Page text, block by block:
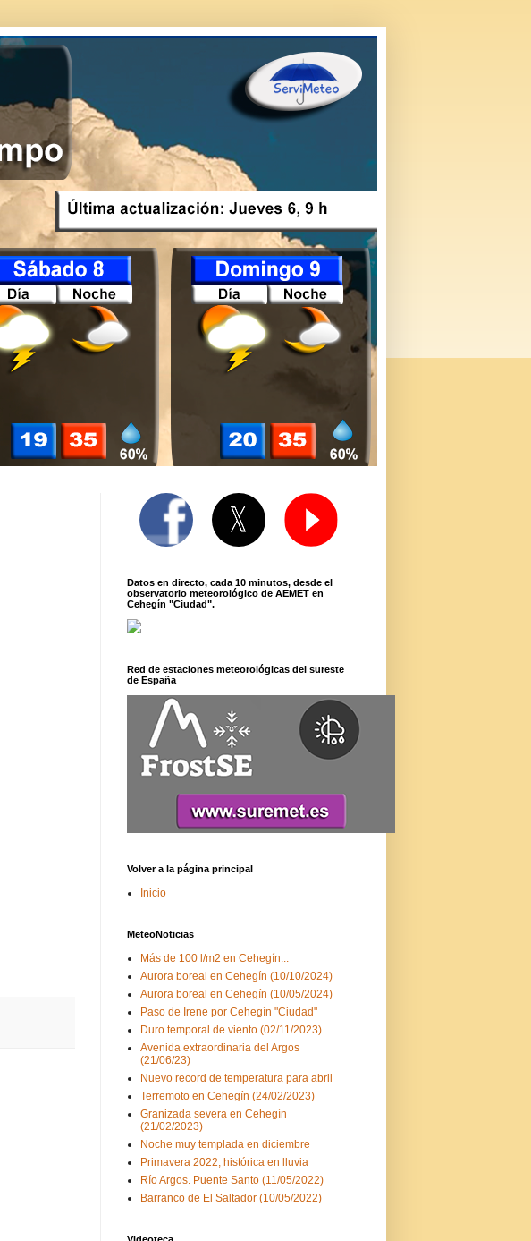
Datos en directo, cada 10 minutos, desde el
observatorio meteorológico de AEMET en
Cehegín "Ciudad".
Red de estaciones meteorológicas del sureste
de España
Volver a la página principal
Inicio
MeteoNoticias
Más de 100 l/m2 en Cehegín...
Aurora boreal en Cehegín (10/10/2024)
Aurora boreal en Cehegín (10/05/2024)
Paso de Irene por Cehegín "Ciudad"
Duro temporal de viento (02/11/2023)
Avenida extraordinaria del Argos
(21/06/23)
Nuevo record de temperatura para abril
Terremoto en Cehegín (24/02/2023)
Granizada severa en Cehegín
(21/02/2023)
Noche muy templada en diciembre
Primavera 2022, histórica en lluvia
Río Argos. Puente Santo (11/05/2022)
Barranco de El Saltador (10/05/2022)